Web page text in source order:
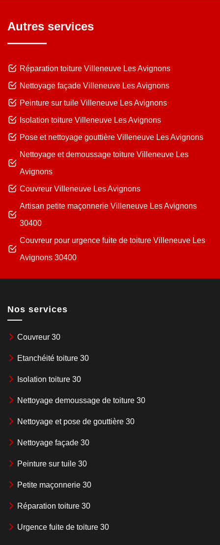
Autres services
Réparation toiture Villeneuve Les Avignons
Nettoyage façade Villeneuve Les Avignons
Peinture sur tuile Villeneuve Les Avignons
Isolation toiture Villeneuve Les Avignons
Pose et nettoyage gouttière Villeneuve Les Avignons
Nettoyage et demoussage toiture Villeneuve Les
Avignons
Couvreur Villeneuve Les Avignons
Artisan petite maçonnerie Villeneuve Les Avignons
30400
Couvreur pour urgence fuite de toiture Villeneuve Les
Avignons 30400
Nos services
Couvreur 30
Etanchéité toiture 30
Isolation toiture 30
Nettoyage demoussage de toiture 30
Nettoyage et pose de gouttière 30
Nettoyage façade 30
Peinture sur tuile 30
Petite maçonnerie 30
Réparation toiture 30
Urgence fuite de toiture 30